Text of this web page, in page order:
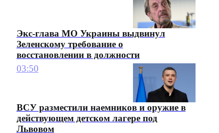
Экс-глава МО Украины выдвинул
Зеленскому требование о
восстановлении в должности
03:50
ВСУ разместили наемников и оружие в
действующем детском лагере под
Львовом